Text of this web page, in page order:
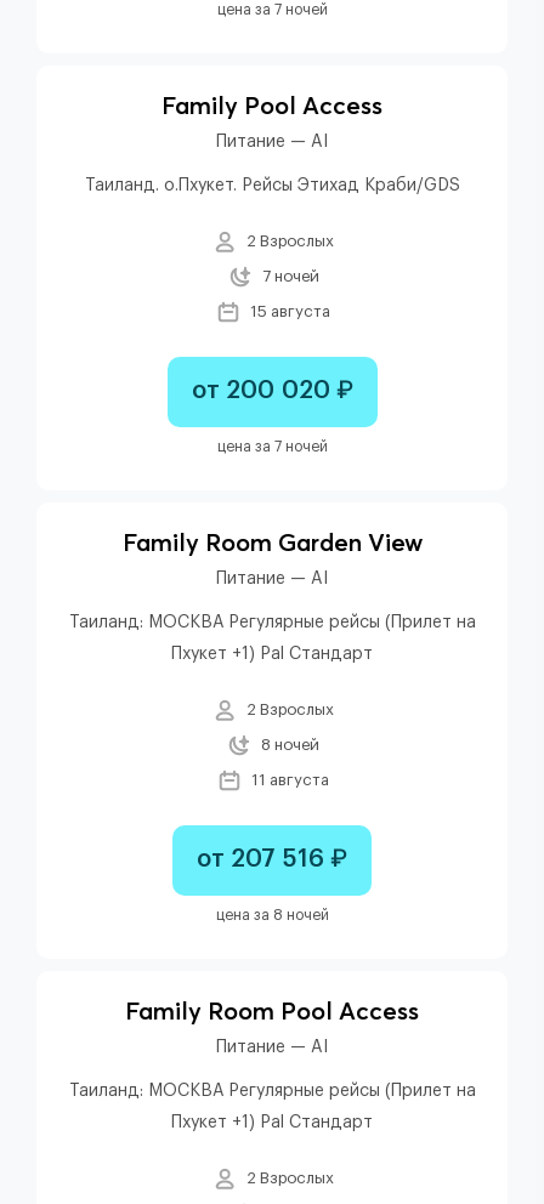
цена за 7 ночей
Family Pool Access
Питание — AI
Таиланд. о.Пхукет. Рейсы Этихад Краби/GDS
2 Взрослых
7 ночей
15 августа
от 200 020 ₽
цена за 7 ночей
Family Room Garden View
Питание — AI
Таиланд: МОСКВА Регулярные рейсы (Прилет на
Пхукет +1) Pal Стандарт
2 Взрослых
8 ночей
11 августа
от 207 516 ₽
цена за 8 ночей
Family Room Pool Access
Питание — AI
Таиланд: МОСКВА Регулярные рейсы (Прилет на
Пхукет +1) Pal Стандарт
2 Взрослых